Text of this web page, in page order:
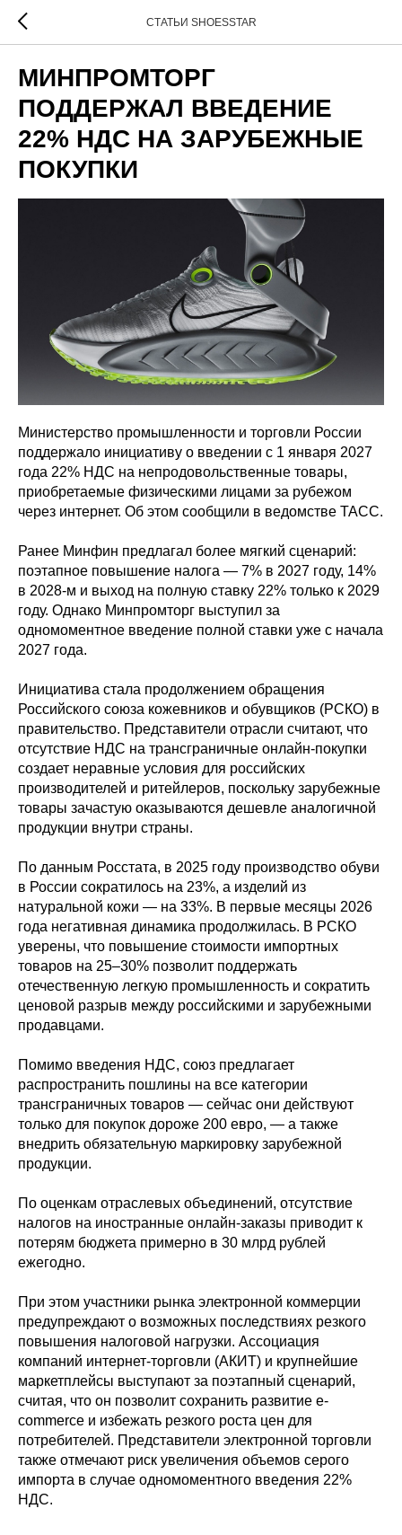
СТАТЬИ SHOESSTAR
МИНПРОМТОРГ
ПОДДЕРЖАЛ ВВЕДЕНИЕ
22% НДС НА ЗАРУБЕЖНЫЕ
ПОКУПКИ
Министерство промышленности и торговли России
поддержало инициативу о введении с 1 января 2027
года 22% НДС на непродовольственные товары,
приобретаемые физическими лицами за рубежом
через интернет. Об этом сообщили в ведомстве ТАСС.
Ранее Минфин предлагал более мягкий сценарий:
поэтапное повышение налога — 7% в 2027 году, 14%
в 2028-м и выход на полную ставку 22% только к 2029
году. Однако Минпромторг выступил за
одномоментное введение полной ставки уже с начала
2027 года.
Инициатива стала продолжением обращения
Российского союза кожевников и обувщиков (РСКО) в
правительство. Представители отрасли считают, что
отсутствие НДС на трансграничные онлайн-покупки
создает неравные условия для российских
производителей и ритейлеров, поскольку зарубежные
товары зачастую оказываются дешевле аналогичной
продукции внутри страны.
По данным Росстата, в 2025 году производство обуви
в России сократилось на 23%, а изделий из
натуральной кожи — на 33%. В первые месяцы 2026
года негативная динамика продолжилась. В РСКО
уверены, что повышение стоимости импортных
товаров на 25–30% позволит поддержать
отечественную легкую промышленность и сократить
ценовой разрыв между российскими и зарубежными
продавцами.
Помимо введения НДС, союз предлагает
распространить пошлины на все категории
трансграничных товаров — сейчас они действуют
только для покупок дороже 200 евро, — а также
внедрить обязательную маркировку зарубежной
продукции.
По оценкам отраслевых объединений, отсутствие
налогов на иностранные онлайн-заказы приводит к
потерям бюджета примерно в 30 млрд рублей
ежегодно.
При этом участники рынка электронной коммерции
предупреждают о возможных последствиях резкого
повышения налоговой нагрузки. Ассоциация
компаний интернет-торговли (АКИТ) и крупнейшие
маркетплейсы выступают за поэтапный сценарий,
считая, что он позволит сохранить развитие e-
commerce и избежать резкого роста цен для
потребителей. Представители электронной торговли
также отмечают риск увеличения объемов серого
импорта в случае одномоментного введения 22%
НДС.